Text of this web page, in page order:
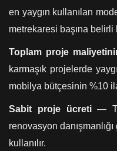
en yaygın kullanılan
metrekaresi başına belirli
Toplam proje
karmaşık projelerde
mobilya bütçesinin %10
Sabit proje ücreti—
renovasyon
kullanılır.